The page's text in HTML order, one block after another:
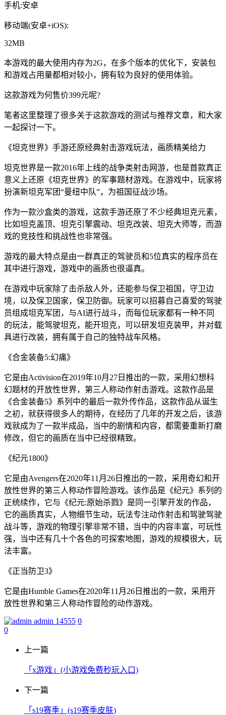
手机:安卓
移动端(安卓+iOS):
32MB
本游戏的最大使用内存为2G，在多个版本的优化下，安装包
和游戏占用量都相对较小，拥有较为良好的使用体验。
这款游戏为何售价399元呢?
笔者这里整理了很多关于这款游戏的测试与推荐文章，和大家
一起探讨一下。
《坦克世界》手游还原经典射击游戏玩法，画质精美给力
坦克世界是一款2016年上线的战争类射击网游，也是首款真正
意义上还原《坦克世界》的军事题材游戏。在游戏中，玩家将
扮演新坦克军团“曼纽中队”，为祖国征战沙场。
作为一款沙盒类的游戏，这款手游还原了不少经典坦克元素，
比如坦克盖顶、坦克引擎震动、坦克改装、坦克大师等，而游
戏的竞技性和挑战性也非常强。
游戏的最大特点是由一群真正的驾驶员和5位真实的程序员在
其中进行游戏，游戏中的画质也很逼真。
在游戏中玩家除了击杀敌人外，还能参与保卫祖国，守卫边
境，以及保卫国家，保卫防御。玩家可以招募自己喜爱的驾驶
员组成坦克军团，与AI进行战斗，而每位玩家都有一种不同
的玩法，能驾驶坦克，能开坦克，可以研发坦克装甲，并对载
具进行改装，拥有属于自己的独特战车风格。
《合金装备5:幻痛》
它是由Activision在2019年10月27日推出的一款，采用幻想科
幻题材的开放性世界，第三人称动作射击游戏。这款作品是
《合金装备5》系列中的最后一款外传作品，这款作品从诞生
之初，就获得很多人的期待，在经历了几年的开发之后，该游
戏就成为了一款半成品，当中的剧情和内容，都需要重新打磨
修改，但它的画质在当中已经很精致。
《纪元1800》
它是由Avengers在2020年11月26日推出的一款，采用奇幻和开
放性世界的第三人称动作冒险游戏。该作品是《纪元》系列的
正统续作，它与《纪元:原始杀戮》是同一引擎开发的作品，
它的画质真实，人物细节生动，玩法专注动作射击和驾驶驾驶
战斗等，游戏的物理引擎非常不错，当中的内容丰富，可玩性
强，当中还有几十个各色的可探索地图，游戏的规模很大，玩
法丰富。
《正当防卫3》
它是由Humble Games在2020年11月26日推出的一款，采用开
放性世界和第三人称动作冒险的动作游戏。
admin 14555 0
0
上一篇
「x游戏」(小游戏免费秒玩入口)
下一篇
「s19赛季」(s19赛季皮肤)